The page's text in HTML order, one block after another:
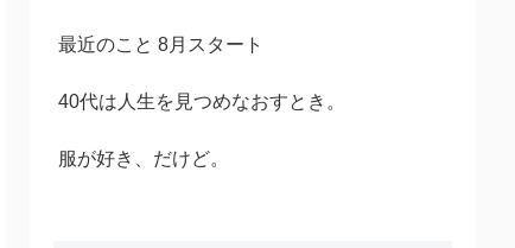
最近のこと 8月スタート
40代は人生を見つめなおすとき。
服が好き、だけど。